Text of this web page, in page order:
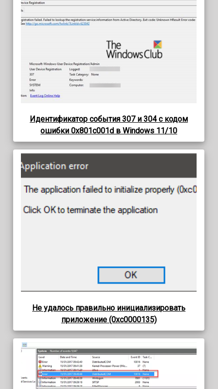
Идентификатор события 307 и 304 с кодом
ошибки 0x801c001d в Windows 11/10
Не удалось правильно инициализировать
приложение (0xc0000135)